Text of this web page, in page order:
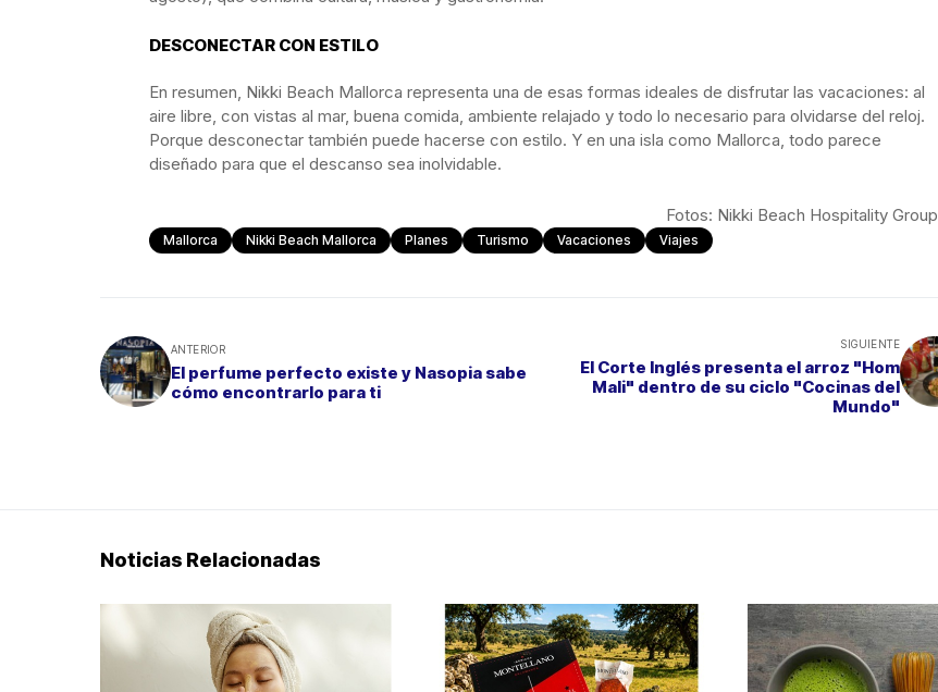
DESCONECTAR CON ESTILO
En resumen, Nikki Beach Mallorca representa una de esas formas ideales de disfrutar las vacaciones: al
aire libre, con vistas al mar, buena comida, ambiente relajado y todo lo necesario para olvidarse del reloj.
Porque desconectar también puede hacerse con estilo. Y en una isla como Mallorca, todo parece
diseñado para que el descanso sea inolvidable.
Fotos: Nikki Beach Hospitality Group
Mallorca Nikki Beach Mallorca Planes Turismo Vacaciones Viajes
ANTERIOR
El perfume perfecto existe y Nasopia sabe
cómo encontrarlo para ti
SIGUIENTE
El Corte Inglés presenta el arroz "Hom
Mali" dentro de su ciclo "Cocinas del
Mundo"
Noticias Relacionadas